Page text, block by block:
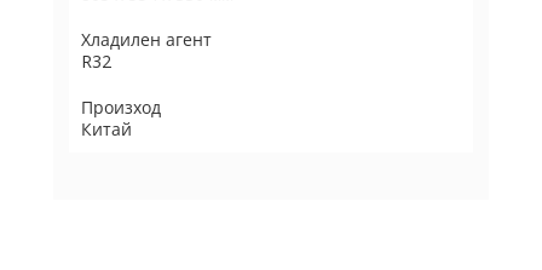
Хладилен агент
R32
Произход
Китай